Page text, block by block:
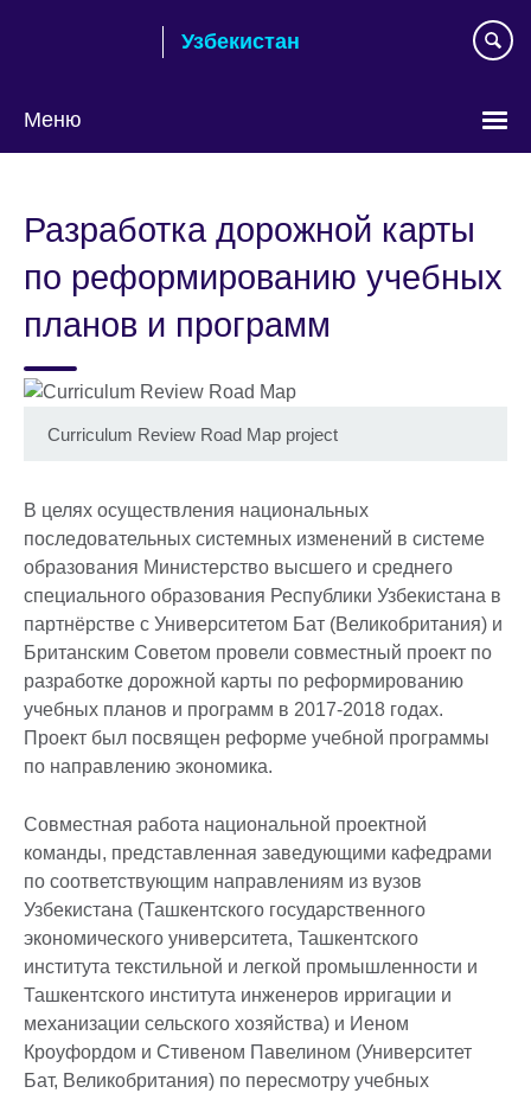
Узбекистан
Меню
language
Разработка дорожной карты
по реформированию учебных
планов и программ
Curriculum Review Road Map project
В целях осуществления национальных
последовательных системных изменений в системе
образования Министерство высшего и среднего
специального образования Республики Узбекистана в
партнёрстве с Университетом Бат (Великобритания) и
Британским Советом провели совместный проект по
разработке дорожной карты по реформированию
учебных планов и программ в 2017-2018 годах.
Проект был посвящен реформе учебной программы
по направлению экономика.
Совместная работа национальной проектной
команды, представленная заведующими кафедрами
по соответствующим направлениям из вузов
Узбекистана (Ташкентского государственного
экономического университета, Ташкентского
института текстильной и легкой промышленности и
Ташкентского института инженеров ирригации и
механизации сельского хозяйства) и Иеном
Кроуфордом и Стивеном Павелином (Университет
Бат, Великобритания) по пересмотру учебных